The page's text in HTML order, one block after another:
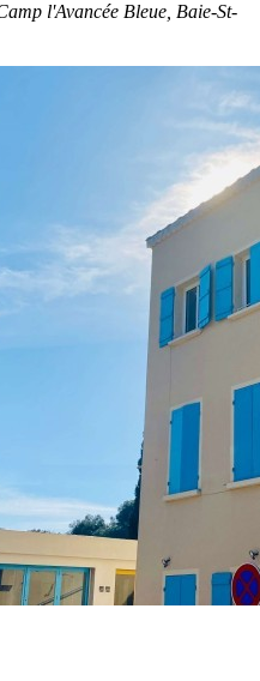
l'Avancée Bleue, Baie-St-